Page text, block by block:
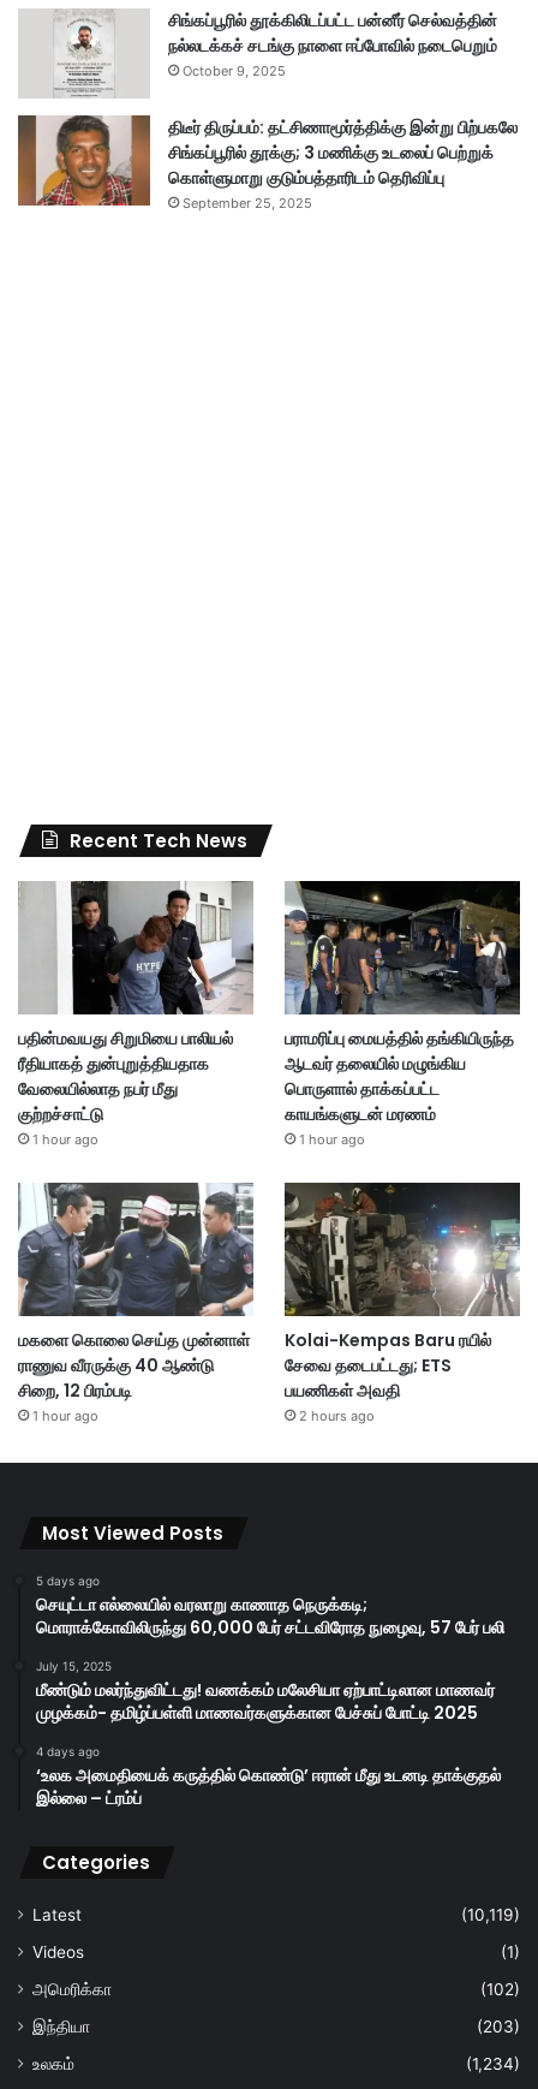
சிங்கப்பூரில் தூக்கிலிடப்பட்ட பன்னீர் செல்வத்தின்
நல்லடக்கச் சடங்கு நாளை ஈப்போவில் நடைபெறும்
October 9, 2025
திடீர் திருப்பம்: தட்சிணாமூர்த்திக்கு இன்று பிற்பகலே
சிங்கப்பூரில் தூக்கு; 3 மணிக்கு உடலைப் பெற்றுக்
கொள்ளுமாறு குடும்பத்தாரிடம் தெரிவிப்பு
September 25, 2025
Recent Tech News
பதின்மவயது சிறுமியை பாலியல்
ரீதியாகத் துன்புறுத்தியதாக
வேலையில்லாத நபர் மீது
குற்றச்சாட்டு
1 hour ago
பராமரிப்பு மையத்தில் தங்கியிருந்த
ஆடவர் தலையில் மழுங்கிய
பொருளால் தாக்கப்பட்ட
காயங்களுடன் மரணம்
1 hour ago
மகளை கொலை செய்த முன்னாள்
ராணுவ வீரருக்கு 40 ஆண்டு
சிறை, 12 பிரம்படி
1 hour ago
Kolai-Kempas Baru ரயில்
சேவை தடைபட்டது; ETS
பயணிகள் அவதி
2 hours ago
Most Viewed Posts
5 days ago
செயுட்டா எல்லையில் வரலாறு காணாத நெருக்கடி;
மொராக்கோவிலிருந்து 60,000 பேர் சட்டவிரோத நுழைவு, 57 பேர் பலி
July 15, 2025
மீண்டும் மலர்ந்துவிட்டது! வணக்கம் மலேசியா ஏற்பாட்டிலான மாணவர்
முழக்கம்- தமிழ்ப்பள்ளி மாணவர்களுக்கான பேச்சுப் போட்டி 2025
4 days ago
‘உலக அமைதியைக் கருத்தில் கொண்டு’ ஈரான் மீது உடனடி தாக்குதல்
இல்லை – ட்ரம்ப்
Categories
Latest
(10,119)
Videos
(1)
அமெரிக்கா
(102)
இந்தியா
(203)
உலகம்
(1,234)